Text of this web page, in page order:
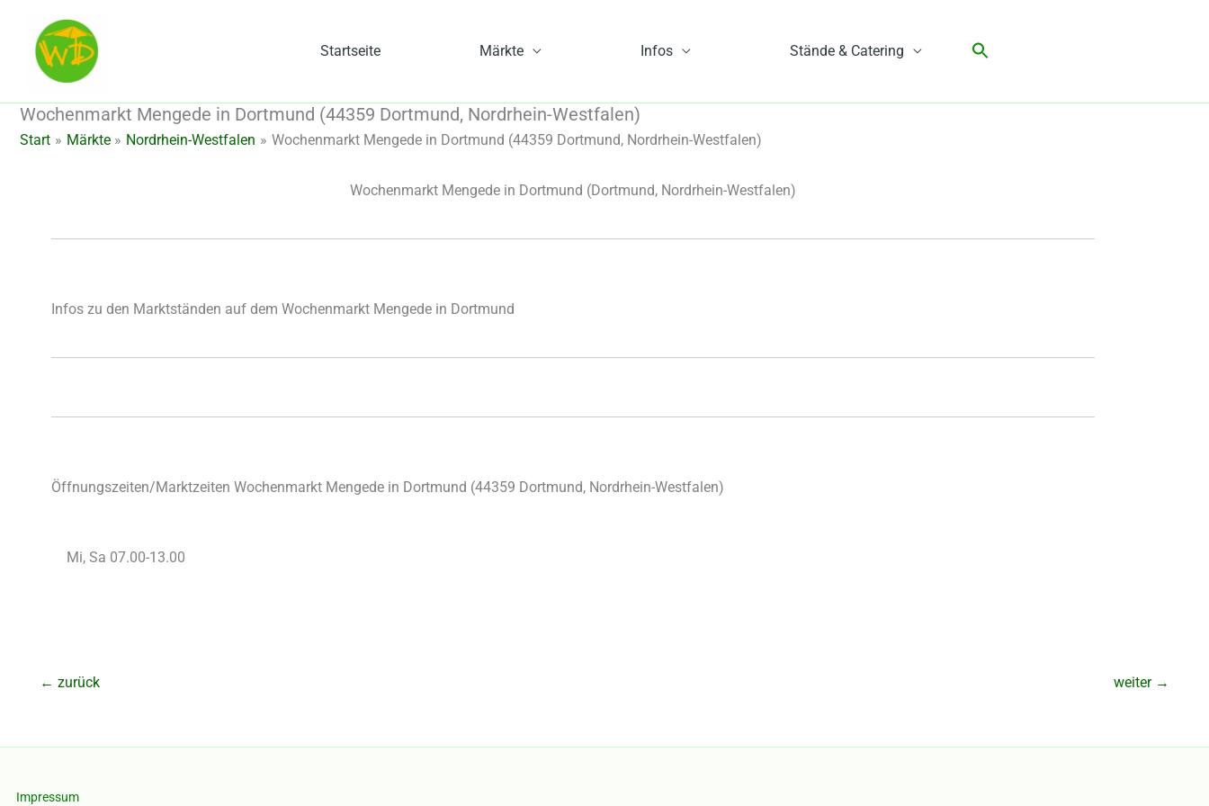
springen
Startseite Märkte Infos Stände & Catering
Wochenmarkt Mengede in Dortmund (44359 Dortmund, Nordrhein-Westfalen)
Start Märkte Nordrhein-Westfalen Wochenmarkt Mengede in Dortmund (44359 Dortmund, Nordrhein-Westfalen)
Wochenmarkt Mengede in Dortmund (Dortmund, Nordrhein-Westfalen)
Infos zu den Marktständen auf dem Wochenmarkt Mengede in Dortmund
Öffnungszeiten/Marktzeiten Wochenmarkt Mengede in Dortmund (44359 Dortmund, Nordrhein-Westfalen)
Mi, Sa 07.00-13.00
← zurück weiter →
Impressum